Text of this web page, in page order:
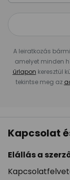
A leiratkozás
amelyet minden
űrlapon keresztül
tekintse meg az
Kapcsolat
Elállás a